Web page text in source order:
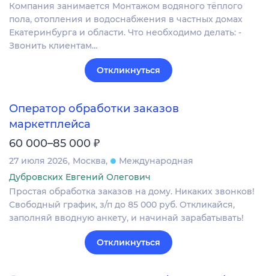
Компания занимается Монтажом водяного тёплого
пола, отопления и водоснабжения в частных домах
Екатеринбурга и области. Что необходимо делать: -
Звонить клиентам…
Откликнуться
Оператор обработки заказов
маркетплейса
60 000–85 000 ₽
27 июля 2026 Москва
Международная
Дубровских Евгений Олегович
Простая обработка заказов на дому. Никаких звонков!
Свободный график, з/п до 85 000 руб. Откликайся,
заполняй вводную анкету, и начинай зарабатывать!
Откликнуться